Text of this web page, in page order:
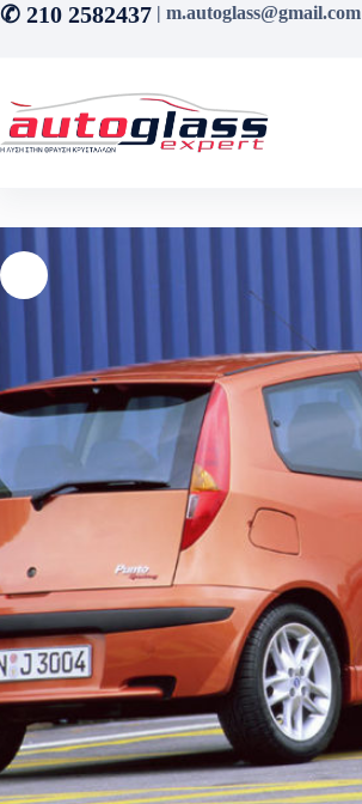
Μετάβαση
στο
✆ 210 2582437 | m.autoglass@gmail.com